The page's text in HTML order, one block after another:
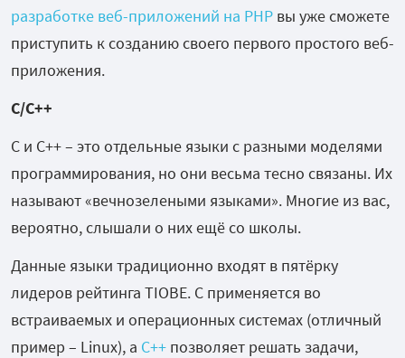
разработке веб-приложений на PHP вы уже сможете
приступить к созданию своего первого простого веб-
приложения.
C/C++
C и C++ – это отдельные языки с разными моделями
программирования, но они весьма тесно связаны. Их
называют «вечнозелеными языками». Многие из вас,
вероятно, слышали о них ещё со школы.
Данные языки традиционно входят в пятёрку
лидеров рейтинга TIOBE. С применяется во
встраиваемых и операционных системах (отличный
пример – Linux), а С++ позволяет решать задачи,